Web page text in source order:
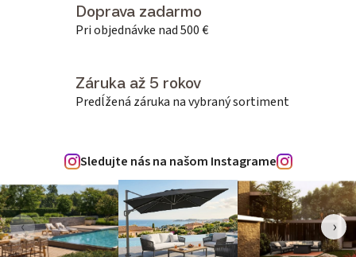
Doprava zadarmo
Pri objednávke nad 500 €
Záruka až 5 rokov
Predĺžená záruka na vybraný sortiment
Sledujte nás na našom Instagrame
‹ ›